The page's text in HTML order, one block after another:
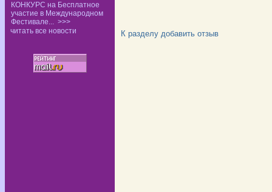
КОНКУРС на Бесплатное
участие в Международном
Фестивале... >>>
читать все новости
К разделу добавить отзыв